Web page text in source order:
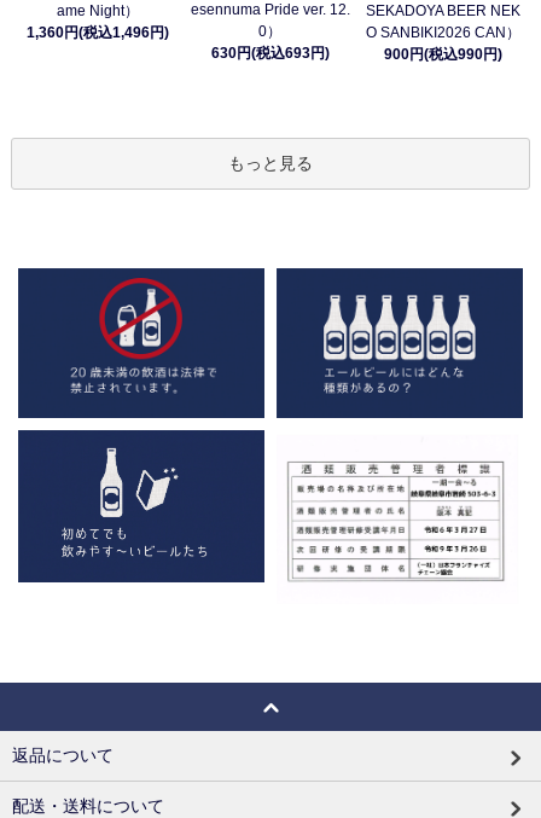
ame Night）
1,360円(税込1,496円)
esennuma Pride ver. 12.
0）
630円(税込693円)
SEKADOYA BEER NEK
O SANBIKI2026 CAN）
900円(税込990円)
もっと見る
返品について
配送・送料について